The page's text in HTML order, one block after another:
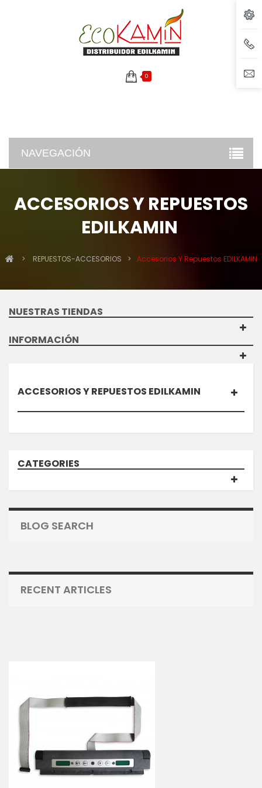
0
NAVEGACIÓN
ACCESORIOS Y REPUESTOS
EDILKAMIN
> REPUESTOS-ACCESORIOS > Accesorios Y Repuestos EDILKAMIN
NUESTRAS TIENDAS
INFORMACIÓN
ACCESORIOS Y REPUESTOS EDILKAMIN
CATEGORIES
BLOG SEARCH
RECENT ARTICLES